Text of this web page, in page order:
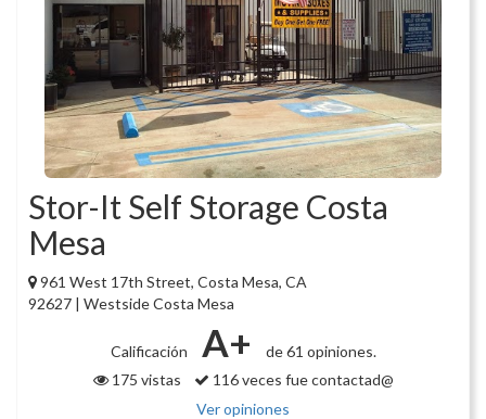
Stor-It Self Storage Costa
Mesa
961 West 17th Street, Costa Mesa, CA
92627 | Westside Costa Mesa
Calificación A+
de 61 opiniones.
175 vistas
116 veces fue contactad@
Ver opiniones